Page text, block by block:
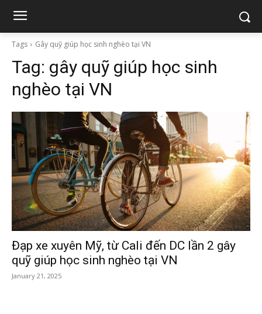
Tags Gây quỹ giúp học sinh nghèo tại VN
Tag: gây quỹ giúp học sinh
nghèo tại VN
Đạp xe xuyên Mỹ, từ Cali đến DC lần 2 gây
quỹ giúp học sinh nghèo tại VN
January 21, 2025